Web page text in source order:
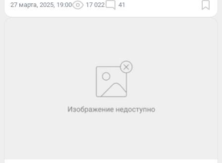
27 марта, 2025, 19:00 17 022 41